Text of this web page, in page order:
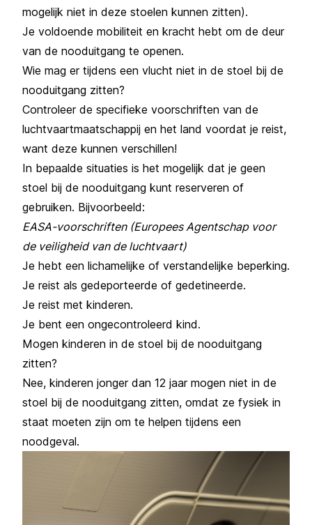
mogelijk niet in deze stoelen kunnen zitten).
Je voldoende mobiliteit en kracht hebt om de deur
van de nooduitgang te openen.
Wie mag er tijdens een vlucht niet in de stoel bij de
nooduitgang zitten?
Controleer de specifieke voorschriften van de
luchtvaartmaatschappij en het land voordat je reist,
want deze kunnen verschillen!
In bepaalde situaties is het mogelijk dat je geen
stoel bij de nooduitgang kunt reserveren of
gebruiken. Bijvoorbeeld:
EASA-voorschriften (Europees Agentschap voor
de veiligheid van de luchtvaart)
Je hebt een lichamelijke of verstandelijke beperking.
Je reist als gedeporteerde of gedetineerde.
Je reist met kinderen.
Je bent een ongecontroleerd kind.
Mogen kinderen in de stoel bij de nooduitgang
zitten?
Nee, kinderen jonger dan 12 jaar mogen niet in de
stoel bij de nooduitgang zitten, omdat ze fysiek in
staat moeten zijn om te helpen tijdens een
noodgeval.